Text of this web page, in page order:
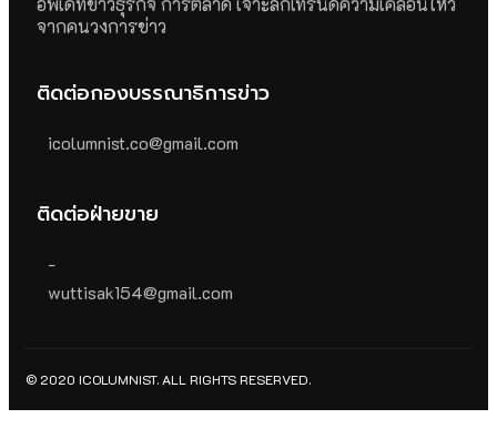
จากคนวงการข่าว
ติดต่อกองบรรณาธิการข่าว
icolumnist.co@gmail.com
ติดต่อฝ่ายขาย
-
wuttisak154@gmail.com
© 2020 ICOLUMNIST. ALL RIGHTS RESERVED.